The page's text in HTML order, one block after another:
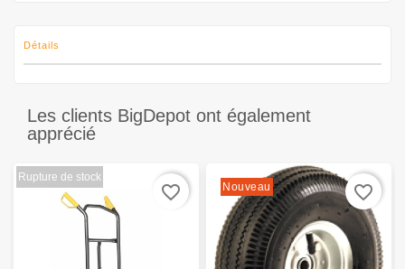
Détails
Les clients BigDepot ont également
apprécié
Rupture de stock
favorite_border Nouveau favorite_border